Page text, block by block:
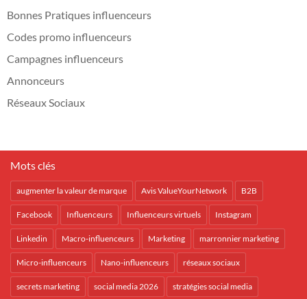
Bonnes Pratiques influenceurs
Codes promo influenceurs
Campagnes influenceurs
Annonceurs
Réseaux Sociaux
Mots clés
augmenter la valeur de marque Avis ValueYourNetwork B2B
Facebook Influenceurs Influenceurs virtuels Instagram
Linkedin Macro-influenceurs Marketing marronnier marketing
Micro-influenceurs Nano-influenceurs réseaux sociaux
secrets marketing social media 2026 stratégies social media